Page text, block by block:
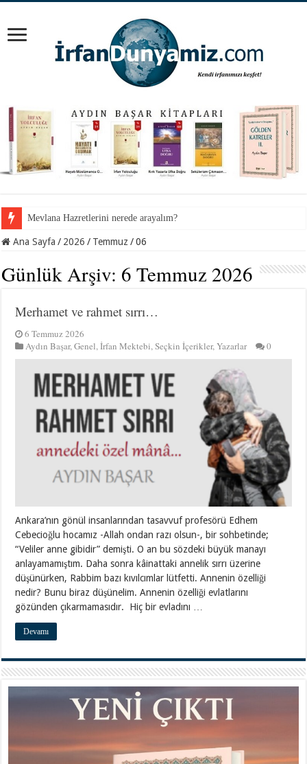
Mevlana Hazretlerini nerede arayalım?
Ana Sayfa / 2026 / Temmuz / 06
Günlük Arşiv: 6 Temmuz 2026
Merhamet ve rahmet sırrı…
6 Temmuz 2026
Aydın Başar,Genel,İrfan Mektebi,Seçkin İçerikler,Yazarlar 0
Ankara’nın gönül insanlarından tasavvuf profesörü Edhem
Cebecioğlu hocamız -Allah ondan razı olsun-, bir sohbetinde;
“Veliler anne gibidir” demişti. O an bu sözdeki büyük manayı
anlayamamıştım. Daha sonra kâinattaki annelik sırrı üzerine
düşünürken, Rabbim bazı kıvılcımlar lütfetti. Annenin özelliği
nedir? Bunu biraz düşünelim. Annenin özelliği evlatlarını
gözünden çıkarmamasıdır. Hiç bir evladını …
Devamı